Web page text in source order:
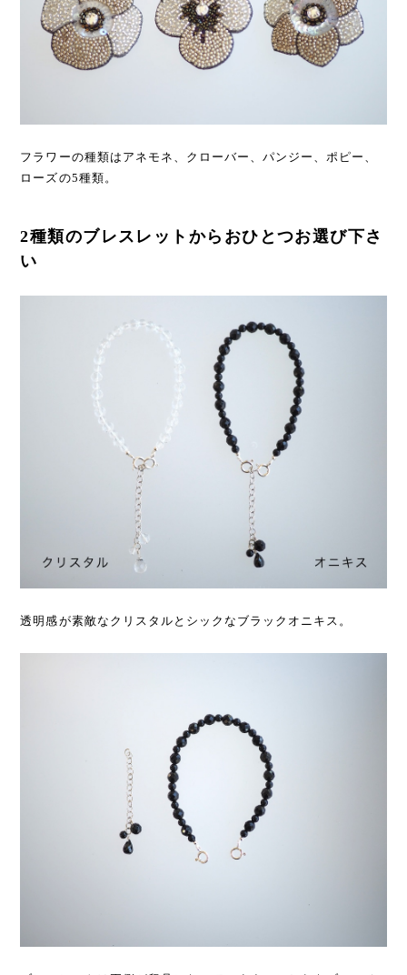
フラワーの種類はアネモネ、クローバー、パンジー、ポピー、
ローズの5種類。
2種類のブレスレットからおひとつお選び下さ
い
透明感が素敵なクリスタルとシックなブラックオニキス。